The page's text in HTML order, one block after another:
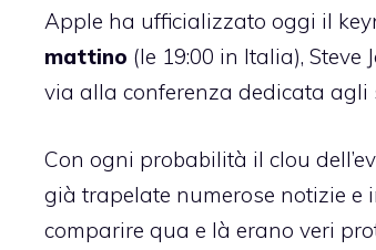
Apple ha ufficializzato oggi il
mattino (le 19:00 in Italia),
via alla conferenza dedicata agli
Con ogni probabilità il clou
già trapelate numerose notizie e
comparire qua e là erano veri